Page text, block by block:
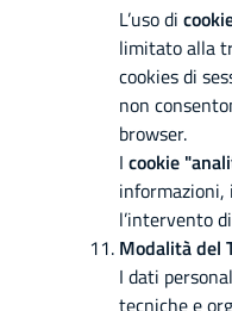
L’uso di
limitato alla
cookies di
non
browser.
I cookie
informazioni,
l’intervento
Modalità del
I dati
tecniche e